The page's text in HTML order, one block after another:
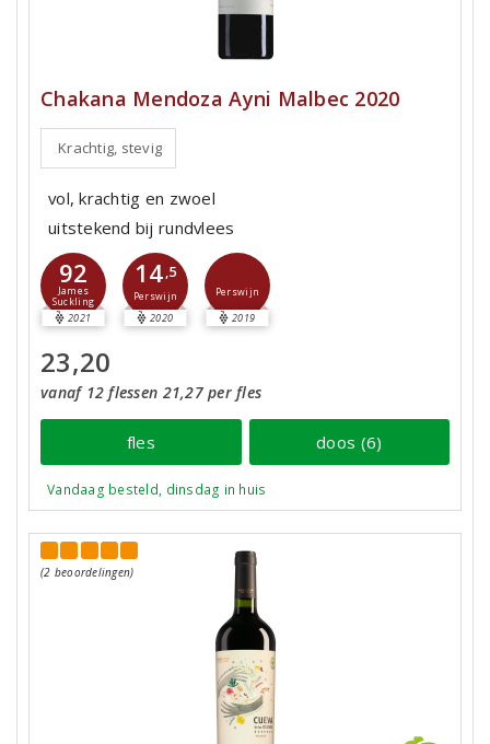
Chakana Mendoza Ayni Malbec 2020
Krachtig, stevig
vol, krachtig en zwoel
uitstekend bij rundvlees
92
James
Suckling
2021
14,5
Perswijn
2020
Perswijn
2019
23,20
vanaf 12 flessen 21,27 per fles
fles doos (6)
Vandaag besteld, dinsdag in huis
(2 beoordelingen)